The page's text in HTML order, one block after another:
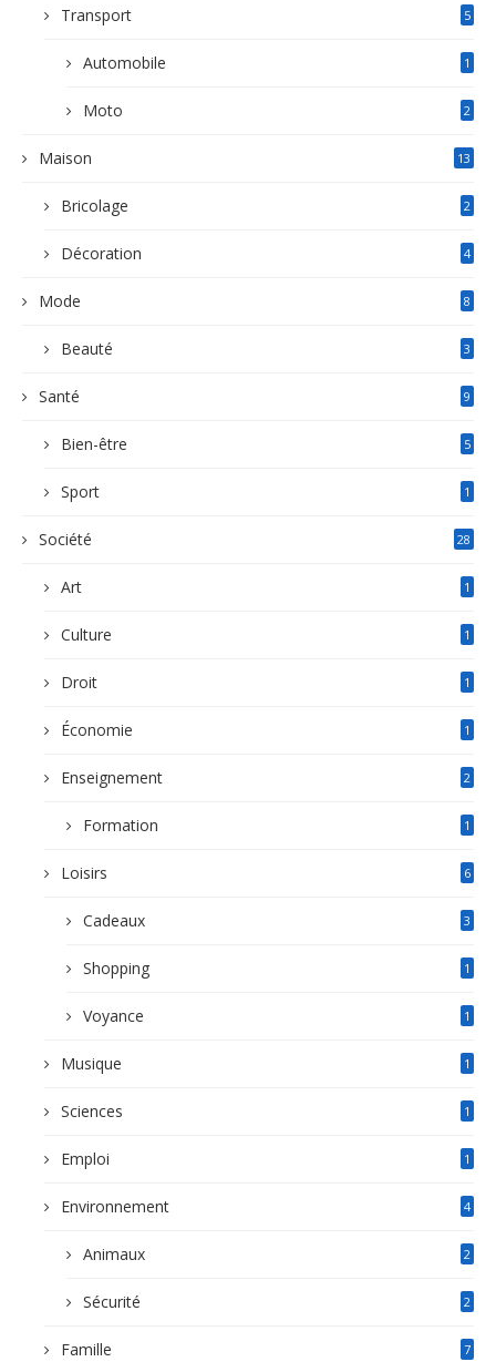
Transport 5
Automobile 1
Moto 2
Maison 13
Bricolage 2
Décoration 4
Mode 8
Beauté 3
Santé 9
Bien-être 5
Sport 1
Société 28
Art 1
Culture 1
Droit 1
Économie 1
Enseignement 2
Formation 1
Loisirs 6
Cadeaux 3
Shopping 1
Voyance 1
Musique 1
Sciences 1
Emploi 1
Environnement 4
Animaux 2
Sécurité 2
Famille 7